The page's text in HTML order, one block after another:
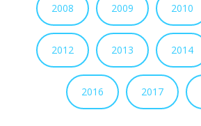
2008 2009 2010
2012 2013 2014
2016 2017